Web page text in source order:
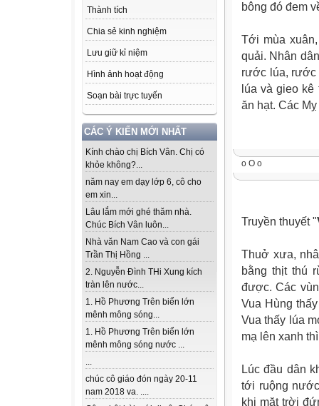
Thành tích
Chia sẻ kinh nghiệm
Lưu giữ kỉ niệm
Hình ảnh hoạt động
Soạn bài trực tuyến
CÁC Ý KIẾN MỚI NHẤT
Kính chào chị Bích Vân. Chị có
khỏe không?...
năm nay em dạy lớp 6, cô cho
em xin...
Lâu lắm mới ghé thăm nhà.
Chúc Bích Vân luôn...
Nhà văn Nam Cao và con gái
Trần Thị Hồng ...
2. Nguyễn Đình THi Xung kích
tràn lên nước...
1. Hồ Phương Trên biển lớn
mênh mông sóng...
1. Hồ Phương Trên biển lớn
mênh mông sóng nước ...
...
chúc cô giáo đón ngày 20-11
nam 2018 va. ....
bông đó đem
Tới mùa
quải. Nhân
rước lúa, rước
lúa và gieo
ăn hạt. Các
o O o
Truyền thuyết "
Thuở xưa,
bằng thịt thú
được. Các
Vua Hùng
Vua thấy lúa
mạ lên xanh
Lúc đầu dân
tới ruộng
khi mặt trời